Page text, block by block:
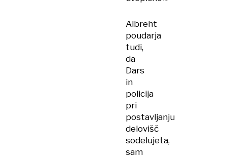
Albreht
poudarja
tudi,
da
Dars
in
policija
pri
postavljanju
delovišč
sodelujeta,
sam